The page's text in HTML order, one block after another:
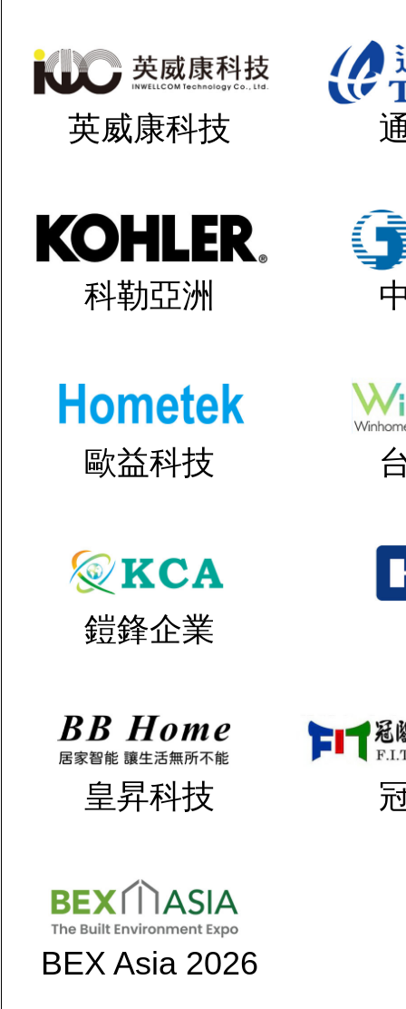
英威康科技
科勒亞洲
歐益科技
鎧鋒企業
皇昇科技
BEX Asia 2026